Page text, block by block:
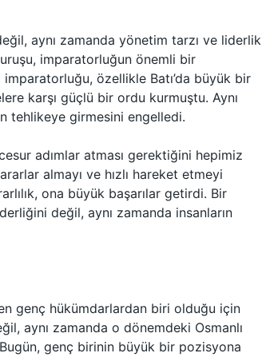
aynı zamanda yönetim tarzı ve liderlik
imparatorluğun önemli bir
özellikle Batı’da büyük bir
karşı güçlü bir ordu kurmuştu. Aynı
tehlikeye girmesini engelledi.
adımlar atması gerektiğini hepimiz
almayı ve hızlı hareket etmeyi
ona büyük başarılar getirdi. Bir
değil, aynı zamanda insanların
genç hükümdarlardan biri olduğu için
aynı zamanda o dönemdeki Osmanlı
genç birinin büyük bir pozisyona